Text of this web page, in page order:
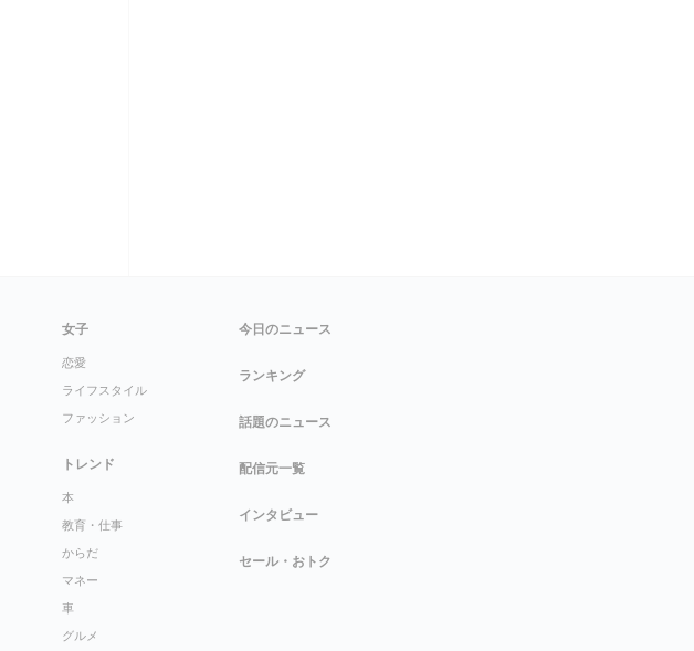
女子
恋愛
ライフスタイル
ファッション
トレンド
本
教育・仕事
からだ
マネー
車
グルメ
今日のニュース
ランキング
話題のニュース
配信元一覧
インタビュー
セール・おトク